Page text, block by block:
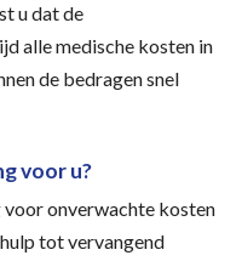
u dat de
alle medische kosten in
de bedragen snel
voor u?
onverwachte kosten
tot vervangend